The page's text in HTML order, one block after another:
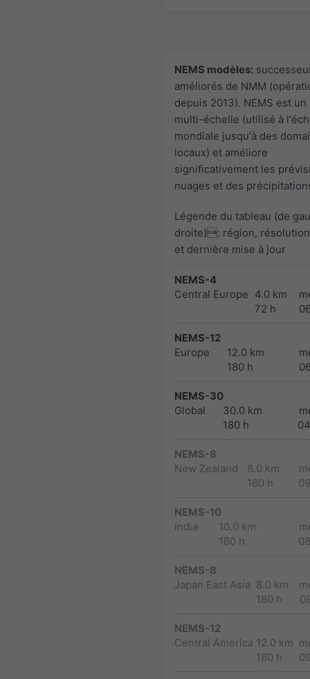
NEMS modèles:
améliorés de NMM
depuis 2013). NEMS est
multi-échelle (utilisé à
mondiale jusqu'à des
locaux) et améliore
significativement les
nuages et des
Légende du tableau (de
droite): région,
et dernière mise à jour
NEMS-4
Central Europe 4.0 km
72 h
NEMS-12
Europe
12.0 km
180 h
NEMS-30
Global
30.0 km
180 h
NEMS-8
New Zealand
8.0 km
180 h
NEMS-10
India
10.0 km
180 h
NEMS-8
Japan East Asia 8.0 km
180 h
NEMS-12
Central America 12.0 km
180 h